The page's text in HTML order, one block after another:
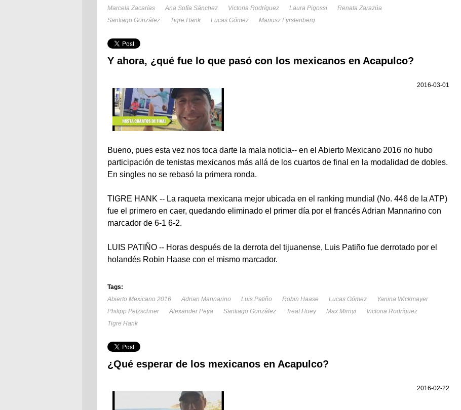
Marcela Zacarías
Ana Sofía Sánchez Victoria Rodríguez Laura Pigossi
Renata Zarazúa
Santiago González
Tigre Hank Lucas Gómez Mariusz Fyrstenberg
Y ahora, ¿qué fue lo que pasó con los mexicanos en Acapulco?
2016-03-01
Bueno, pues esta vez nos toca darte la mala noticia-- en el Abierto Mexicano 2016 no hubo
participación de tenistas mexicanos más allá de los cuartos de final en la modalidad de dobles.
En singles no se rebasó la primera ronda.
TIGRE HANK -- La raqueta mexicana mejor ubicada en el ranking mundial (No. 446 de la ATP)
fue el primero en caer, quedando eliminado el primer día por el francés Adrian Mannarino con
marcador de 6-1 6-2.
LUIS PATIÑO -- Horas después de la derrota del tijuanense, Luis Patiño fue derrotado por el
holandés Robin Haase con el mismo marcador.
Tags:
Abierto Mexicano 2016
Adrian Mannarino Luis Patiño Robin Haase Lucas Gómez
Yanina Wickmayer
Philipp Petzschner
Alexander Peya Santiago González Treat Huey Max Mirnyi
Victoria Rodríguez
Tigre Hank
¿Qué esperar de los mexicanos en Acapulco?
2016-02-22